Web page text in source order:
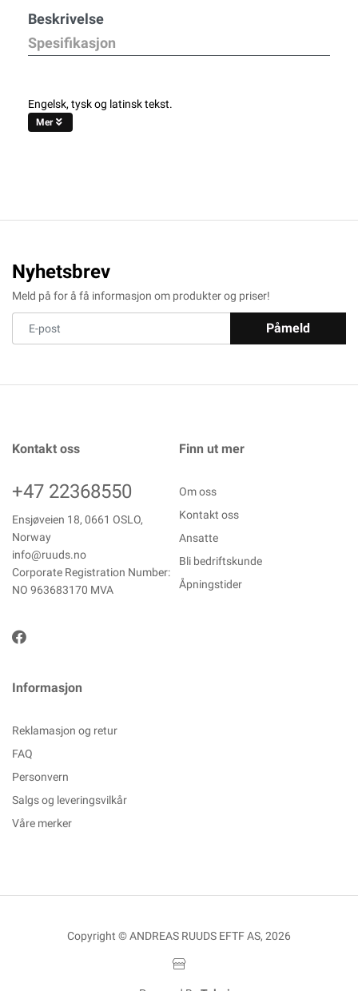
Beskrivelse
Spesifikasjon
Engelsk, tysk og latinsk tekst.
Mer
Nyhetsbrev
Meld på for å få informasjon om produkter og priser!
Påmeld
Kontakt oss
+47 22368550
Ensjøveien 18, 0661 OSLO,
Norway
info@ruuds.no
Corporate Registration Number:
NO 963683170 MVA
Finn ut mer
Om oss
Kontakt oss
Ansatte
Bli bedriftskunde
Åpningstider
Informasjon
Reklamasjon og retur
FAQ
Personvern
Salgs og leveringsvilkår
Våre merker
Copyright © ANDREAS RUUDS EFTF AS, 2026